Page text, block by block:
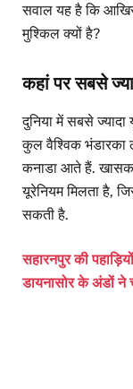
सवाल यह है कि
मुश्किल क्यों है?
कहां पर सबसे
दुनिया में सबसे ज्यादा
कुल वैश्विक
कनाडा आते हैं.
यूरेनियम मिलता है,
सकती है.
सहारनपुर की
डायनासोर के अंडों ने